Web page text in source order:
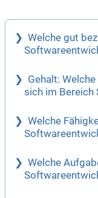
Welche gut
Gehalt:
sich im Bereich
Welche
Welche